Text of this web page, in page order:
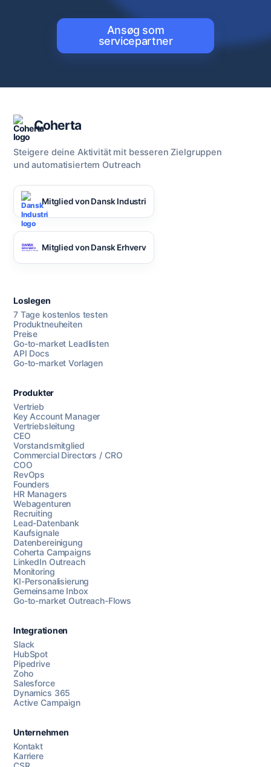
Ansøg som
servicepartner
Chatten Sie mit uns
Coherta
Steigere deine Aktivität mit besseren Zielgruppen
und automatisiertem Outreach
Mitglied von Dansk Industri
Mitglied von Dansk Erhverv
Loslegen
7 Tage kostenlos testen
Produktneuheiten
Preise
Go-to-market Leadlisten
API Docs
Go-to-market Vorlagen
Produkter
Vertrieb
Key Account Manager
Vertriebsleitung
CEO
Vorstandsmitglied
Commercial Directors / CRO
COO
RevOps
Founders
HR Managers
Webagenturen
Recruiting
Lead-Datenbank
Kaufsignale
Datenbereinigung
Coherta Campaigns
LinkedIn Outreach
Monitoring
KI-Personalisierung
Gemeinsame Inbox
Go-to-market Outreach-Flows
Integrationen
Slack
HubSpot
Pipedrive
Zoho
Salesforce
Dynamics 365
Active Campaign
Unternehmen
Kontakt
Karriere